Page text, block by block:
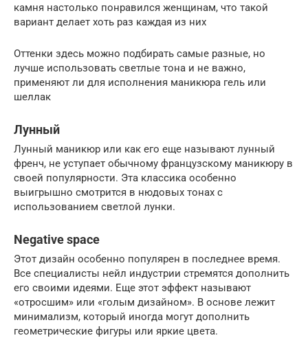
камня настолько понравился женщинам, что такой
вариант делает хоть раз каждая из них
Оттенки здесь можно подбирать самые разные, но
лучше использовать светлые тона и не важно,
применяют ли для исполнения маникюра гель или
шеллак
Лунный
Лунный маникюр или как его еще называют лунный
френч, не уступает обычному французскому маникюру в
своей популярности. Эта классика особенно
выигрышно смотрится в нюдовых тонах с
использованием светлой лунки.
Negative space
Этот дизайн особенно популярен в последнее время.
Все специалисты нейл индустрии стремятся дополнить
его своими идеями. Еще этот эффект называют
«отросшим» или «голым дизайном». В основе лежит
минимализм, который иногда могут дополнить
геометрические фигуры или яркие цвета.